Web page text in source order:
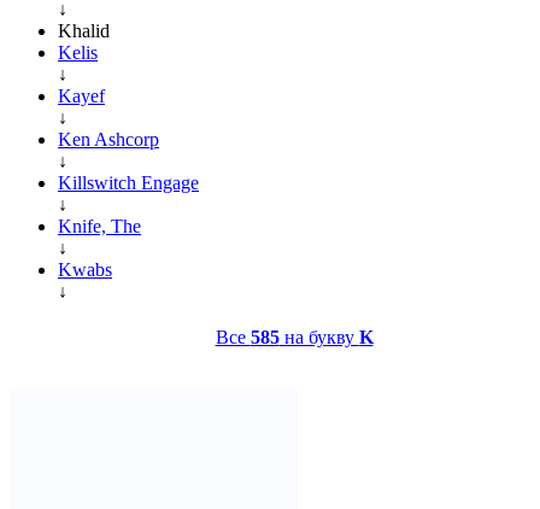
↓
Khalid
Kelis
↓
Kayef
↓
Ken Ashcorp
↓
Killswitch Engage
↓
Knife, The
↓
Kwabs
↓
Все 585на букву K